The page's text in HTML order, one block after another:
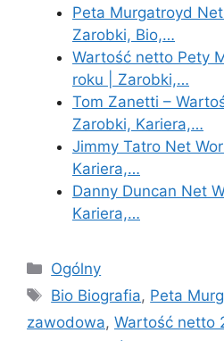
Peta Murgatroyd Net
Zarobki, Bio,…
Wartość netto Pety
roku | Zarobki,…
Tom Zanetti –
Zarobki, Kariera,…
Jimmy Tatro Net
Kariera,…
Danny Duncan Net
Kariera,…
Categories
Ogólny
Tags
Bio Biografia, Peta
zawodowa, Wartość netto